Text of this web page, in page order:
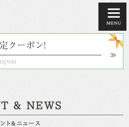
& NEWS
ト&ニュース